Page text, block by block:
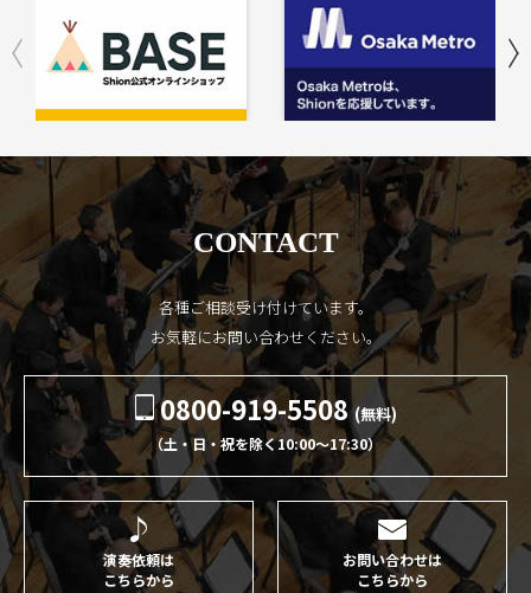
CONTACT
各種ご相談受け付けています。
お気軽にお問い合わせください。
0800-919-5508 (無料)
（土・日・祝を除く10:00〜17:30）
演奏依頼は
こちらから
お問い合わせは
こちらから